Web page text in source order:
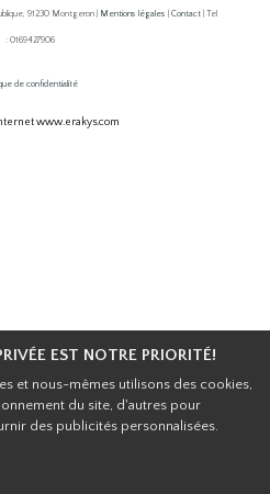
EST NOTRE PRIORITÉ!
et nous-mêmes utilisons des cookies,
du site, d'autres pour
des publicités personnalisées.
91230 Montgeron | Mentions légales Contact | Tel
: 0169427906
de confidentialité
www.erakys.com